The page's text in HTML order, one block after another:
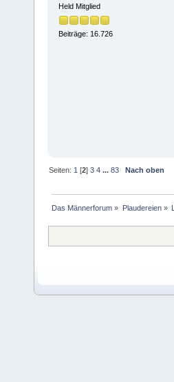
Held Mitglied
Beiträge: 16.726
Seiten: 1 [2]3 4 ...83 Nach oben
Das Männerforum » Plaudereien»